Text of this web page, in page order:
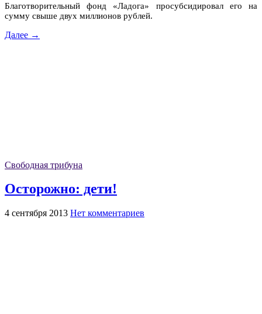
Благотворительный фонд «Ладога» просубсидировал его на
сумму свыше двух миллионов рублей.
Далее →
Свободная трибуна
Осторожно: дети!
4 сентября 2013 Нет комментариев